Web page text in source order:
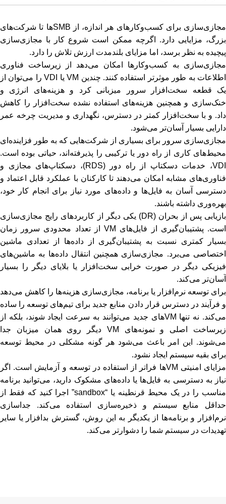
مجازی‌سازی برای کسب‌وکارهای هر اندازه، از SMBها تا شرکت‌های
بزرگ، مزایایی دارد. اگرچه ممکن است شروع کار با مجازی‌سازی
پیچیده به نظر برسد، اما مزایای بلندمدت ارزش تلاش را دارد.
مجازی‌سازی به کسب‌وکارها امکان می‌دهد از زیرساخت فناوری
اطلاعات به طور موثرتر استفاده کنند. چندین VM یا VDI را می‌توان از
یک قطعه سخت‌افزار سرور میزبانی کرد و هزینه‌های انرژی و
خنک‌سازی و همچنین هزینه‌های استفاده نشده سخت‌افزار را کاهش
داد. و با سخت‌افزار کمتر در دسترس، نگهداری و مدیریت چرخه عمر
دارایی بسیار آسان‌تر می‌شود.
مجازی‌سازی سرور برای بسیاری از شرکت‌هایی که به طور فزاینده‌ای
محیط‌های کاری از راه دور یا ترکیبی را پذیرفته‌اند، حیاتی بوده است.
VDI، خدمات دسکتاپ از راه دور (RDS)، دسکتاپ‌های مجازی و
فناوری‌های مشابه امکان می‌دهند تا کارکنان با عملکرد قابل اعتماد و
دسترسی آسان به فایل‌ها و داده‌های مورد نیاز برای انجام کار خود،
بهره‌وری داشته باشند.
بازیابی پس از بحران (DR) یکی دیگر از کاربردهای رایج مجازی‌سازی
است. پشتیبان‌گیری از فایل‌های VM از تعداد محدودی سرور زمان
بسیار کمتری نسبت به پشتیبان‌گیری از داده‌ها از تعدادی ماشین
اختصاصی می‌برد. مجازی‌سازی همچنین انتقال داده‌ها به ماشین‌های
فیزیکی دیگر در صورت خرابی سخت‌افزار یا بلایای دیگر را بسیار
آسان‌تر می‌کند.
برای توسعه نرم‌افزار یا برنامه، مجازی‌سازی هزینه‌ها را کاهش می‌دهد
و فرآیند در دسترس قرار دادن منابع جدید برای تیم‌های توسعه را ساده
می‌کند. نه تنها VMهای جدید می‌توانند به سرعت ایجاد شوند، بلکه از
زیرساخت اصلی و نمونه‌های VM دیگر روی همان میزبان جدا
می‌شوند. این امر باعث می‌شود هر گونه مشکلی در محیط توسعه
برای بقیه سیستم ایجاد نشود.
مزایای امنیتی VMها فراتر از استفاده در توسعه و آزمایش است. اگر
نیاز به دسترسی به فایل‌ها یا داده‌های مشکوک دارید، می‌توانید برنامه
مناسب را در یک محیط قرنطینه یا “sandbox” اجرا کنید که فقط از
حداقل منابع سیستم و ذخیره‌سازی استفاده می‌کند. جداسازی
نرم‌افزار و برنامه‌ها از یکدیگر به این روش، گسترش بدافزار یا سایر
تهدیدات در سیستم شما را دشوارتر می‌کند.